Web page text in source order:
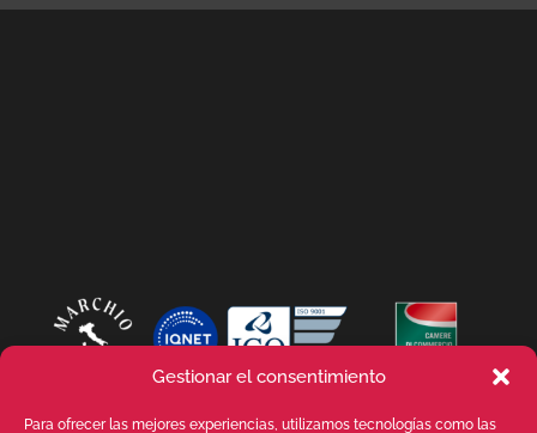
Gestionar el consentimiento
Para ofrecer las mejores experiencias, utilizamos tecnologías como las